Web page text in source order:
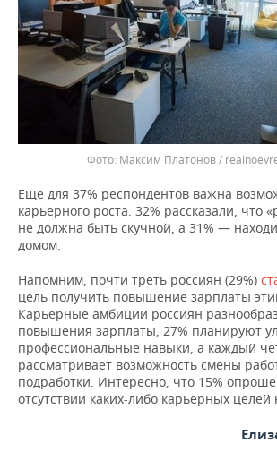
Максим Платонов /
Еще для 37% респондентов важна
карьерного роста. 32% рассказали, что
не должна быть скучной, а 31% —
домом.
Напомним, почти треть россиян (29%)
цель получить повышение зарплаты
Карьерные амбиции россиян
повышения зарплаты, 27% планируют
профессиональные навыки, а каждый
рассматривает возможность смены
подработки. Интересно, что 15%
отсутствии каких-либо карьерных целей